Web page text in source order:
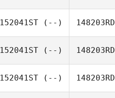
152041ST(--) 148203RD
152041ST(--) 148203RD
152041ST(--) 148203RD